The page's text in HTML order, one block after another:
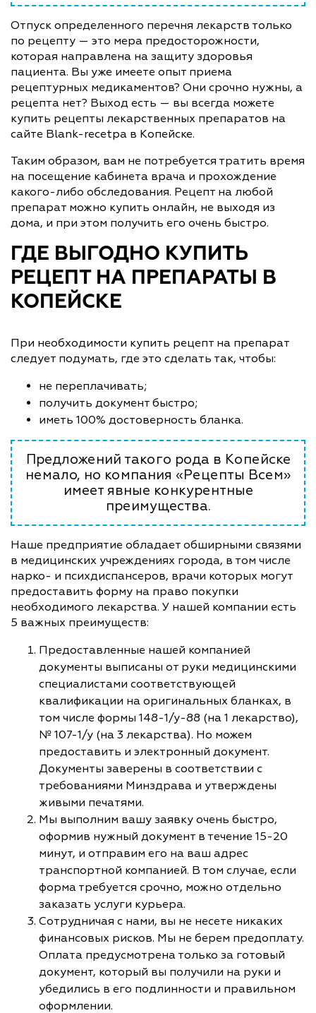
Отпуск определенного перечня лекарств только
по рецепту — это мера предосторожности,
которая направлена на защиту здоровья
пациента. Вы уже имеете опыт приема
рецептурных медикаментов? Они срочно нужны, а
рецепта нет? Выход есть — вы всегда можете
купить рецепты лекарственных препаратов на
сайте Blank-recetpa в Копейске.
Таким образом, вам не потребуется тратить время
на посещение кабинета врача и прохождение
какого-либо обследования. Рецепт на любой
препарат можно купить онлайн, не выходя из
дома, и при этом получить его очень быстро.
ГДЕ ВЫГОДНО КУПИТЬ
РЕЦЕПТ НА ПРЕПАРАТЫ В
КОПЕЙСКЕ
При необходимости купить рецепт на препарат
следует подумать, где это сделать так, чтобы:
не переплачивать;
получить документ быстро;
иметь 100% достоверность бланка.
Предложений такого рода в Копейске
немало, но компания «Рецепты Всем»
имеет явные конкурентные
преимущества.
Наше предприятие обладает обширными связями
в медицинских учреждениях города, в том числе
нарко- и психдиспансеров, врачи которых могут
предоставить форму на право покупки
необходимого лекарства. У нашей компании есть
5 важных преимуществ:
Предоставленные нашей компанией
документы выписаны от руки медицинскими
специалистами соответствующей
квалификации на оригинальных бланках, в
том числе формы 148-1/у-88 (на 1 лекарство),
№ 107-1/у (на 3 лекарства). Но можем
предоставить и электронный документ.
Документы заверены в соответствии с
требованиями Минздрава и утверждены
живыми печатями.
Мы выполним вашу заявку очень быстро,
оформив нужный документ в течение 15-20
минут, и отправим его на ваш адрес
транспортной компанией. В том случае, если
форма требуется срочно, можно отдельно
заказать услуги курьера.
Сотрудничая с нами, вы не несете никаких
финансовых рисков. Мы не берем предоплату.
Оплата предусмотрена только за готовый
документ, который вы получили на руки и
убедились в его подлинности и правильном
оформлении.